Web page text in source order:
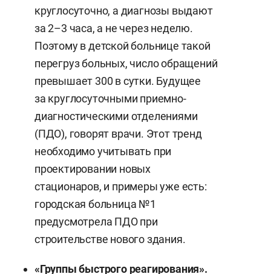
круглосуточно, а диагнозы выдают
за 2–3 часа, а не через неделю.
Поэтому в детской больнице такой
перегруз больных, число обращений
превышает 300 в сутки. Будущее
за круглосуточными приемно-
диагностическими отделениями
(ПДО), говорят врачи. Этот тренд
необходимо учитывать при
проектировании новых
стационаров, и примеры уже есть:
городская больница №1
предусмотрела ПДО при
строительстве нового здания.
«Группы быстрого реагирования».